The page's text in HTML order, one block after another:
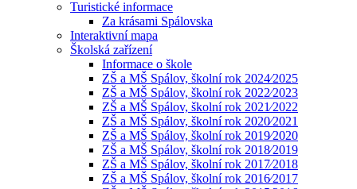
Turistické informace
Za krásami Spálovska
Interaktivní mapa
Školská zařízení
Informace o škole
ZŠ a MŠ Spálov, školní rok 2024⁄2025
ZŠ a MŠ Spálov, školní rok 2022⁄2023
ZŠ a MŠ Spálov, školní rok 2021⁄2022
ZŠ a MŠ Spálov, školní rok 2020⁄2021
ZŠ a MŠ Spálov, školní rok 2019⁄2020
ZŠ a MŠ Spálov, školní rok 2018⁄2019
ZŠ a MŠ Spálov, školní rok 2017⁄2018
ZŠ a MŠ Spálov, školní rok 2016⁄2017